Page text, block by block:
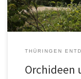
THÜRINGEN
Orchideen